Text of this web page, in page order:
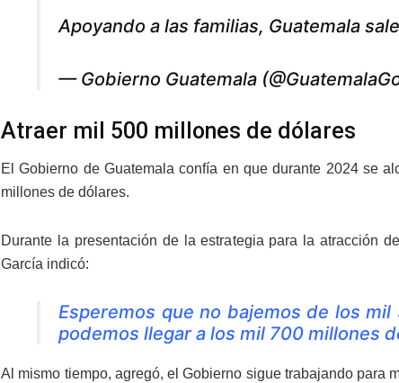
Apoyando a las familias, Guatemala
— Gobierno Guatemala
Atraer mil 500 millones de dólares
El Gobierno de Guatemala confía en que durante 2024 se
millones de dólares.
Durante la presentación de la estrategia para la atracción
García indicó:
Esperemos que no bajemos de los
podemos llegar a los mil 700 millones
Al mismo tiempo, agregó, el Gobierno sigue trabajando para